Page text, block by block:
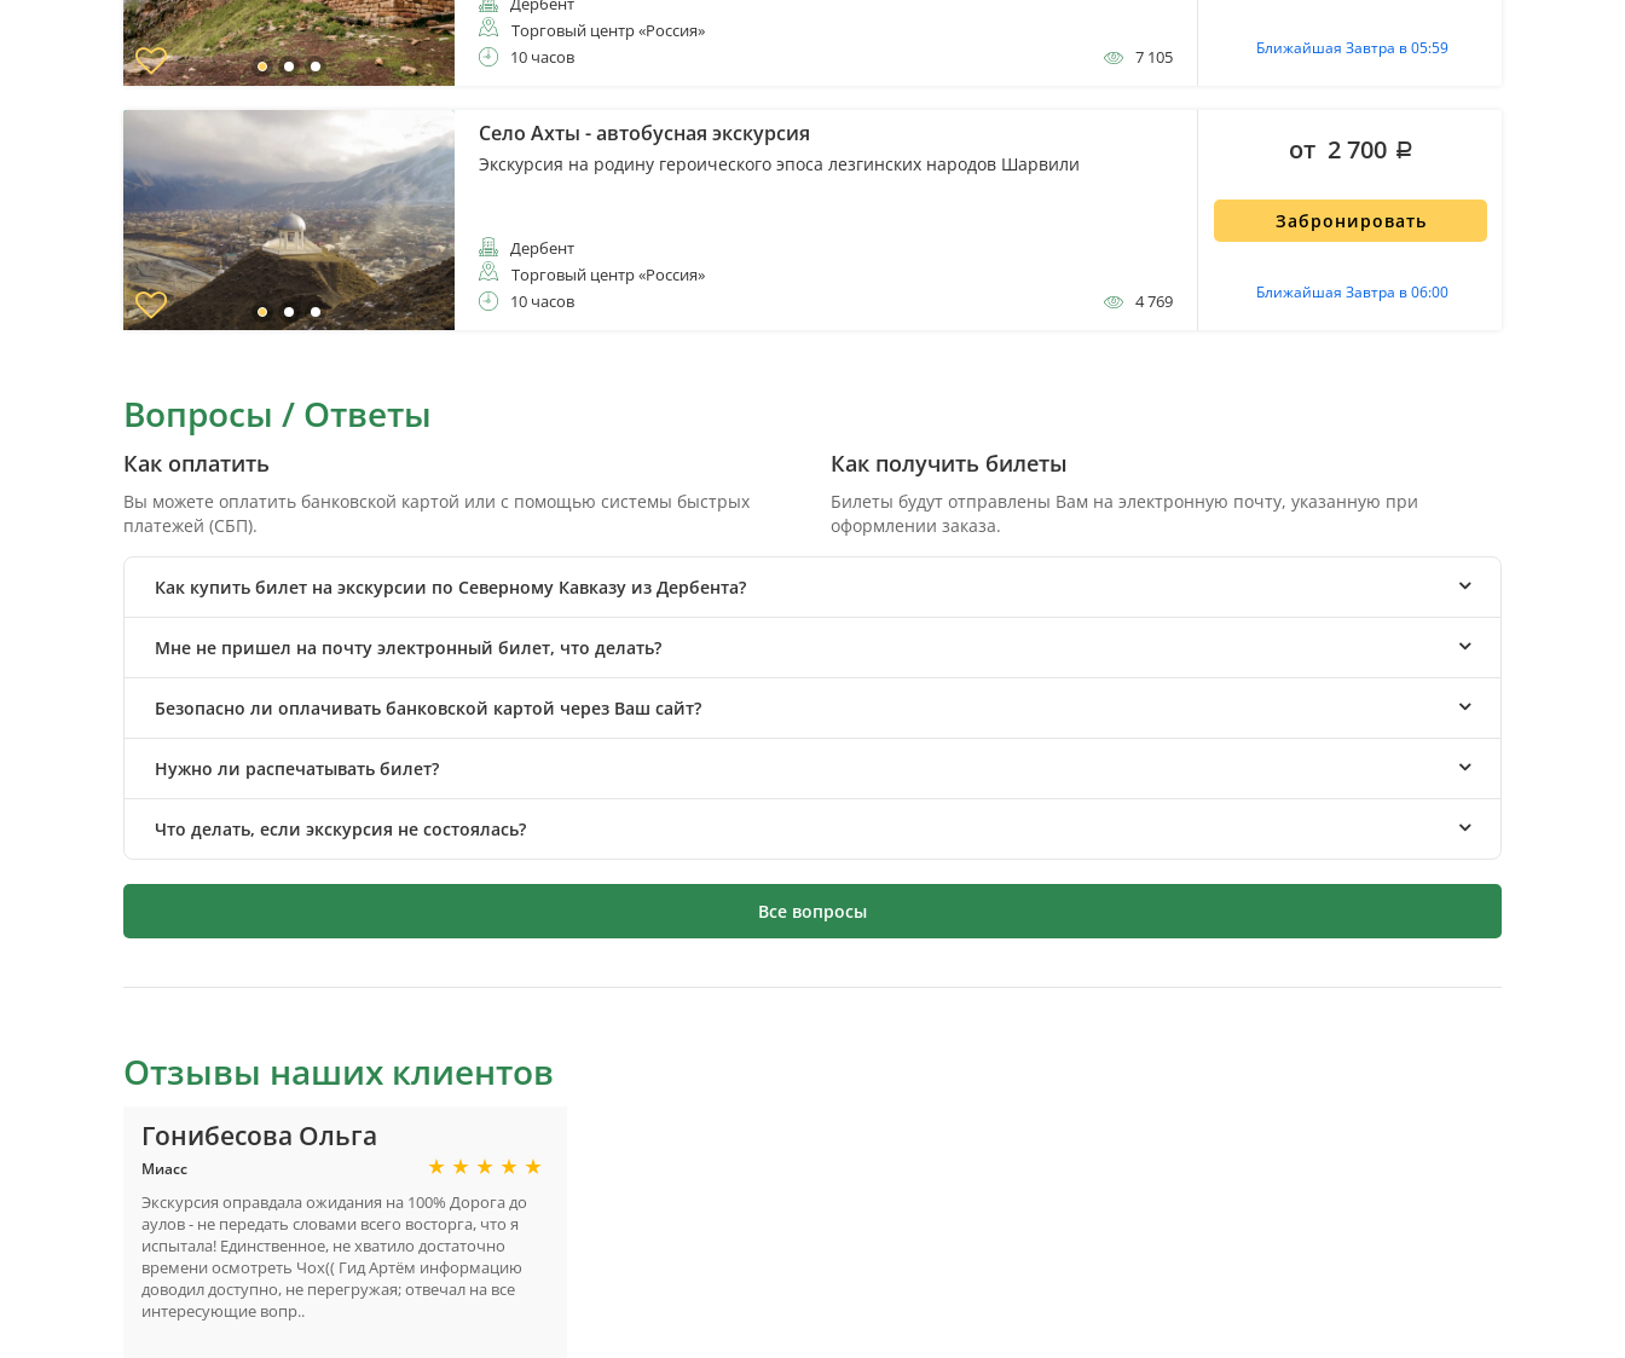
Торговый центр «Россия»
10 часов
7 105 Ближайшая Завтра в 05:59
Село Ахты - автобусная экскурсия
Экскурсия на родину героического эпоса лезгинских народов Шарвили
Дербент
Торговый центр «Россия»
10 часов
4 769
Забронировать
Ближайшая Завтра в 06:00
от 2 700
Вопросы / Ответы
Как оплатить
Вы можете оплатить банковской картой или с помощью системы быстрых
платежей (СБП).
Как получить билеты
Билеты будут отправлены Вам на электронную почту, указанную при
оформлении заказа.
Как купить билет на экскурсии по Северному Кавказу из Дербента?
Мне не пришел на почту электронный билет, что делать?
Безопасно ли оплачивать банковской картой через Ваш сайт?
Нужно ли распечатывать билет?
Что делать, если экскурсия не состоялась?
Все вопросы
Отзывы наших клиентов
Гонибесова Ольга
Миасс
Экскурсия оправдала ожидания на 100% Дорога до
аулов - не передать словами всего восторга, что я
испытала! Единственное, не хватило достаточно
времени осмотреть Чох(( Гид Артём информацию
доводил доступно, не перегружая; отвечал на все
интересующие вопр..